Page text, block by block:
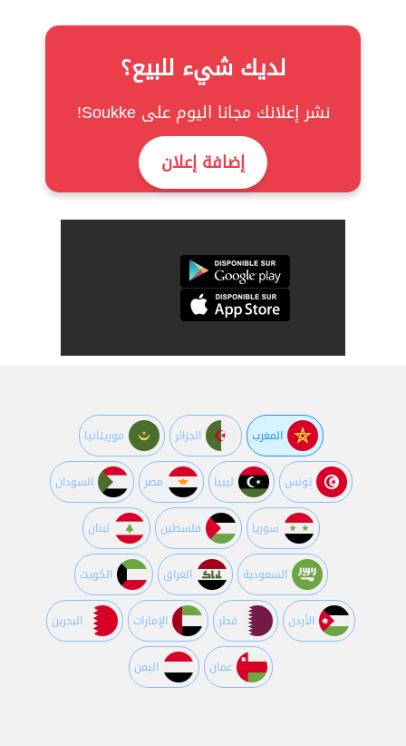
لديك شيء للبيع؟
نشر إعلانك مجانا اليوم على Soukke!
إضافة إعلان
المغرب الجزائر موريتانيا
تونس ليبيا مصر السودان
سوريا فلسطين لبنان
السعودية العراق الكويت
اﻷردن قطر اﻹمارات البحرين
عمان اليمن